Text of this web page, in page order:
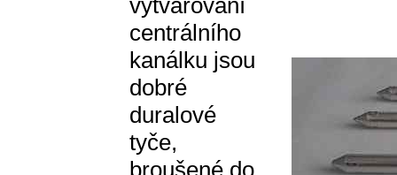
centrálního
kanálku jsou
dobré
duralové
tyče,
broušené do